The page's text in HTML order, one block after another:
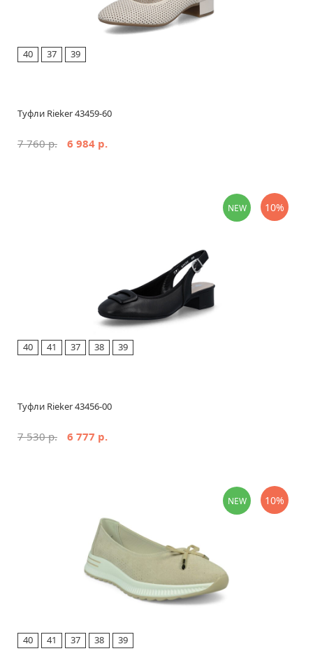
40 37 39
Туфли Rieker 43459-60
7 760 р. 6 984 р.
40 41 37 38 39
Туфли Rieker 43456-00
7 530 р. 6 777 р.
NEW 10%
40 41 37 38 39
NEW 10%